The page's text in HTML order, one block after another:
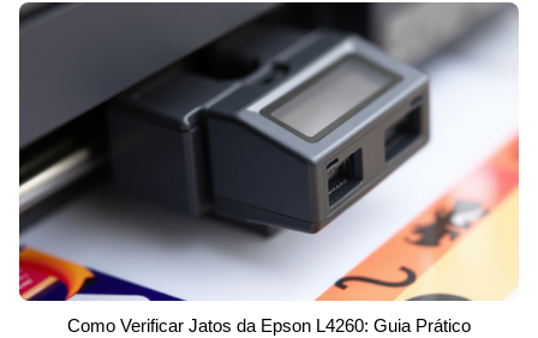
Como Verificar Jatos da Epson L4260: Guia Prático